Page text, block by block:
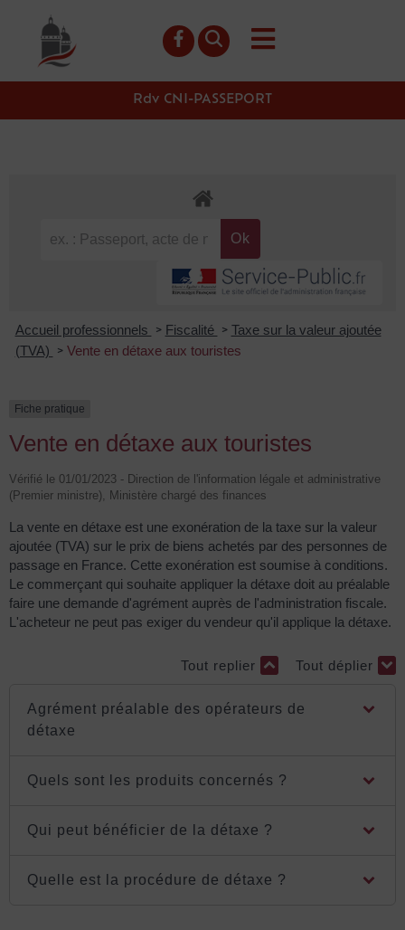
principal
Rdv CNI-PASSEPORT
Accueil professionnels > Fiscalité > Taxe sur la valeur ajoutée
(TVA)
> Vente en détaxe aux touristes
Fiche pratique
Vente en détaxe aux touristes
Vérifié le 01/01/2023 - Direction de l'information légale et administrative
(Premier ministre), Ministère chargé des finances
La vente en détaxe est une exonération de la taxe sur la valeur
ajoutée (TVA) sur le prix de biens achetés par des personnes de
passage en France. Cette exonération est soumise à conditions.
Le commerçant qui souhaite appliquer la détaxe doit au préalable
faire une demande d'agrément auprès de l'administration fiscale.
L'acheteur ne peut pas exiger du vendeur qu'il applique la détaxe.
Tout replier Tout déplier
Agrément préalable des opérateurs de
détaxe
Quels sont les produits concernés ?
Qui peut bénéficier de la détaxe ?
Quelle est la procédure de détaxe ?